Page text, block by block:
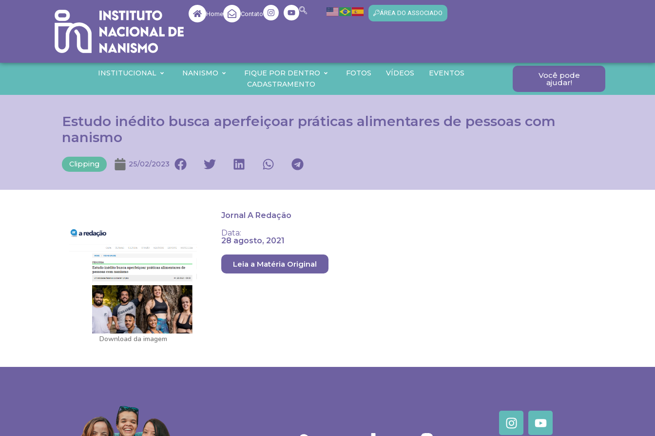
Home Contato ÁREA DO ASSOCIADO
INSTITUCIONAL NANISMO FIQUE POR DENTRO FOTOS VÍDEOS
EVENTOS
CADASTRAMENTO
Você pode
ajudar!
Estudo inédito busca aperfeiçoar práticas alimentares de pessoas com
nanismo
Clipping 25/02/2023
Download da imagem
Jornal A Redação
Data:
28 agosto, 2021
Leia a Matéria Original